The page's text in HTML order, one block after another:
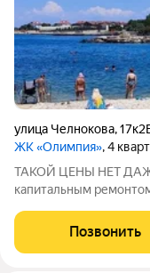
улица Челнокова,
ЖК «Олимпия», 4
ТАКОЙ ЦЕНЫ НЕТ
капитальным ремонтом у
делать ремонт? Тогда
Позвонить